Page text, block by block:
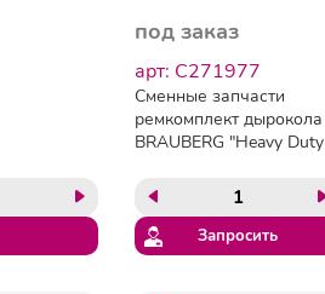
под заказ
арт: C271977
Сменные запчасти
ремкомплект дырокола
BRAUBERG "Heavy Duty
4 диска, 271977
Запросить